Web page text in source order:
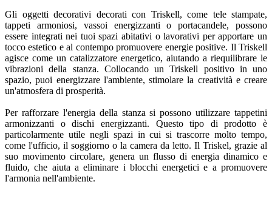
Gli oggetti decorativi decorati con Triskell, come tele stampate,
tappeti armoniosi, vassoi energizzanti o portacandele, possono
essere integrati nei tuoi spazi abitativi o lavorativi per apportare un
tocco estetico e al contempo promuovere energie positive. Il Triskell
agisce come un catalizzatore energetico, aiutando a riequilibrare le
vibrazioni della stanza. Collocando un Triskell positivo in uno
spazio, puoi energizzare l'ambiente, stimolare la creatività e creare
un'atmosfera di prosperità.
Per rafforzare l'energia della stanza si possono utilizzare tappetini
armonizzanti o dischi energizzanti. Questo tipo di prodotto è
particolarmente utile negli spazi in cui si trascorre molto tempo,
come l'ufficio, il soggiorno o la camera da letto. Il Triskel, grazie al
suo movimento circolare, genera un flusso di energia dinamico e
fluido, che aiuta a eliminare i blocchi energetici e a promuovere
l'armonia nell'ambiente.